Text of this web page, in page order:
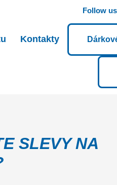
Follow us
Kontakty
SLEVY NA